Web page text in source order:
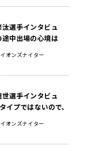
汰選手インタビュ
中出場の心境は
なかったかもしれ
オンズナイター
世選手インタビュ
プではないので、
目くらいの気持ち
オンズナイター